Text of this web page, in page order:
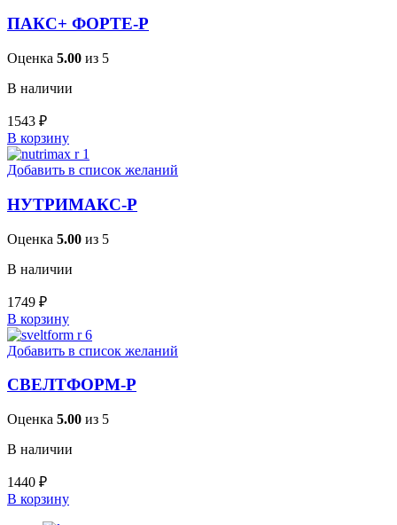
ПАКС+ ФОРТЕ-Р
Оценка 5.00 из 5
В наличии
1543 ₽
В корзину
Добавить в список желаний
НУТРИМАКС-Р
Оценка 5.00 из 5
В наличии
1749 ₽
В корзину
Добавить в список желаний
СВЕЛТФОРМ-Р
Оценка 5.00 из 5
В наличии
1440 ₽
В корзину